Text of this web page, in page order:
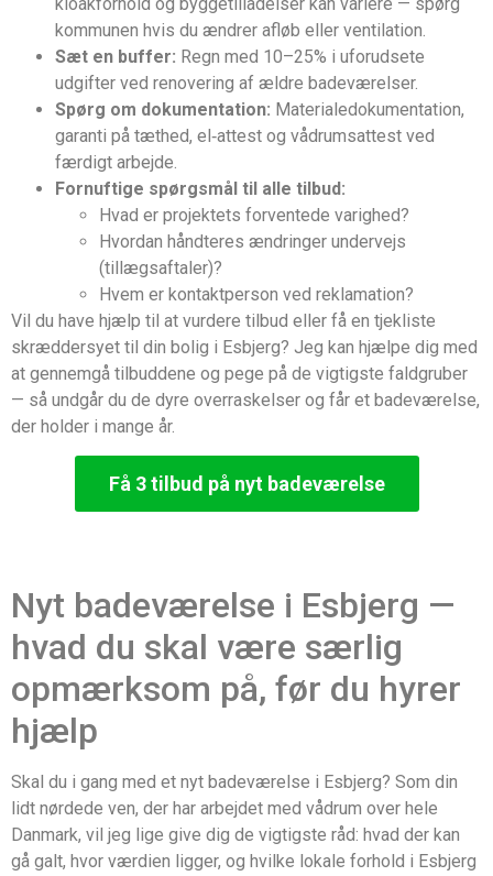
kommunen hvis du ændrer afløb eller ventilation.
Sæt en buffer: Regn med 10–25% i uforudsete
udgifter ved renovering af ældre badeværelser.
Spørg om dokumentation: Materialedokumentation,
garanti på tæthed, el‑attest og vådrumsattest ved
færdigt arbejde.
Fornuftige spørgsmål til alle tilbud:
Hvad er projektets forventede varighed?
Hvordan håndteres ændringer undervejs
(tillægsaftaler)?
Hvem er kontaktperson ved reklamation?
Vil du have hjælp til at vurdere tilbud eller få en tjekliste
skræddersyet til din bolig i Esbjerg? Jeg kan hjælpe dig med
at gennemgå tilbuddene og pege på de vigtigste faldgruber
— så undgår du de dyre overraskelser og får et badeværelse,
der holder i mange år.
Få 3 tilbud på nyt badeværelse
Nyt badeværelse i Esbjerg —
hvad du skal være særlig
opmærksom på, før du hyrer
hjælp
Skal du i gang med et nyt badeværelse i Esbjerg? Som din
lidt nørdede ven, der har arbejdet med vådrum over hele
Danmark, vil jeg lige give dig de vigtigste råd: hvad der kan
gå galt, hvor værdien ligger, og hvilke lokale forhold i Esbjerg